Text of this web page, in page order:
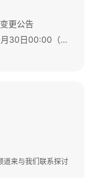
更公告
华为云容器服务CCE Autopilot于2024年9月30日00:00（北京时间）转商
道来与我们联系探讨